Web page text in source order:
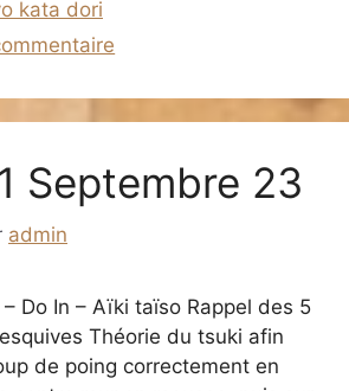
kata dori
Septembre 23
admin
Do In – Aïki taïso Rappel des 5
Théorie du tsuki afin
de poing correctement en